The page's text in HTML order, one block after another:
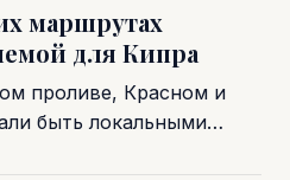
маршрутах
для Кипра
проливе, Красном и
быть локальными…